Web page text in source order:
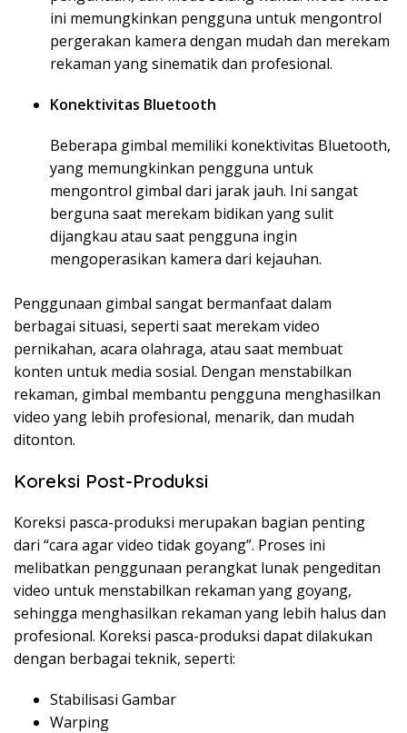
ini memungkinkan pengguna untuk mengontrol
pergerakan kamera dengan mudah dan merekam
rekaman yang sinematik dan profesional.
Konektivitas Bluetooth
Beberapa gimbal memiliki konektivitas Bluetooth,
yang memungkinkan pengguna untuk
mengontrol gimbal dari jarak jauh. Ini sangat
berguna saat merekam bidikan yang sulit
dijangkau atau saat pengguna ingin
mengoperasikan kamera dari kejauhan.
Penggunaan gimbal sangat bermanfaat dalam
berbagai situasi, seperti saat merekam video
pernikahan, acara olahraga, atau saat membuat
konten untuk media sosial. Dengan menstabilkan
rekaman, gimbal membantu pengguna menghasilkan
video yang lebih profesional, menarik, dan mudah
ditonton.
Koreksi Post-Produksi
Koreksi pasca-produksi merupakan bagian penting
dari “cara agar video tidak goyang”. Proses ini
melibatkan penggunaan perangkat lunak pengeditan
video untuk menstabilkan rekaman yang goyang,
sehingga menghasilkan rekaman yang lebih halus dan
profesional. Koreksi pasca-produksi dapat dilakukan
dengan berbagai teknik, seperti:
Stabilisasi Gambar
Warping